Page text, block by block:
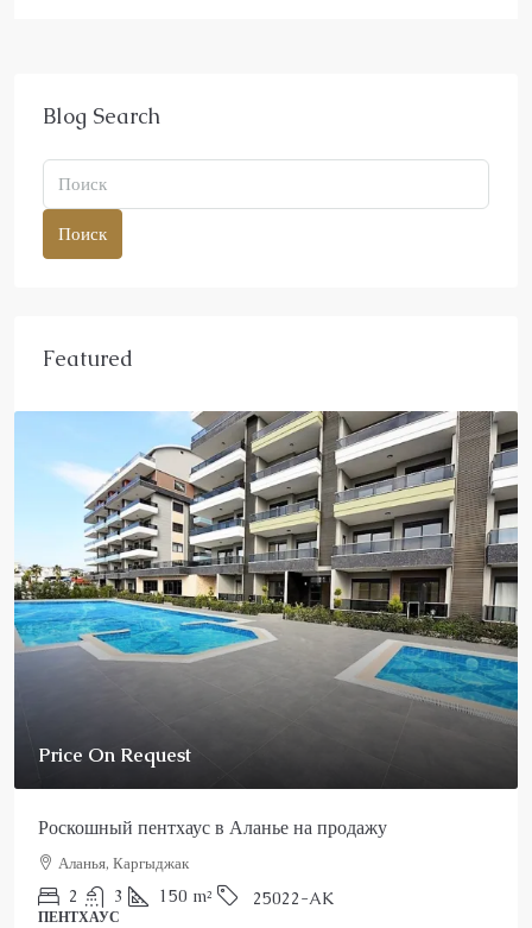
Blog Search
Поиск
Featured
Price On Request
Роскошный пентхаус в Аланье на продажу
Аланья, Каргыджак
2 3 150 m² 25022-AK
ПЕНТХАУС